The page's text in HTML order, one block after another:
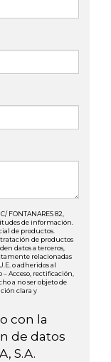
C/ FONTANARES 82,
de información.
de productos.
de productos
datos a terceros,
relacionadas
o adheridos al
– Acceso, rectificación,
a no ser objeto de
clara y
con la
de datos
S.A.